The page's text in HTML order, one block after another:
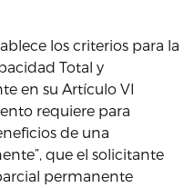
los criterios para la
Total y
en su Artículo VI
requiere para
de una
que el solicitante
permanente